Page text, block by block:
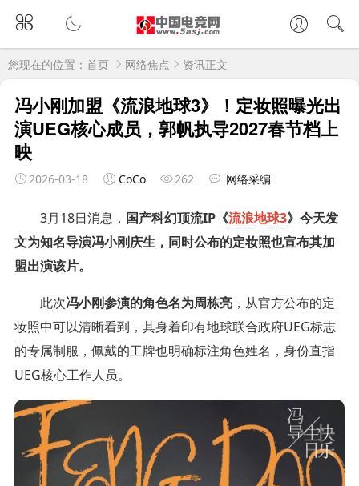
您现在的位置： 首页 网络焦点 资讯正文
冯小刚加盟《流浪地球3》！定妆照曝光出
演UEG核心成员，郭帆执导2027春节档上
映
2026-03-18 CoCo 262 网络采编
3月18日消息， 国产科幻顶流IP《流浪地球3》今天发
文为知名导演冯小刚庆生，同时公布的定妆照也宣布其加
盟出演该片。
此次冯小刚参演的角色名为周栋亮，从官方公布的定
妆照中可以清晰看到，其身着印有地球联合政府UEG标志
的专属制服，佩戴的工牌也明确标注角色姓名，身份直指
UEG核心工作人员。